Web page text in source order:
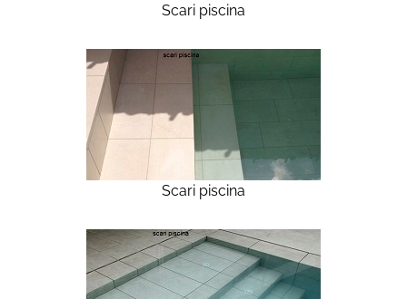
Scari piscina
Scari piscina